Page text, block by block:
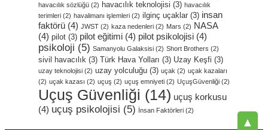
havacılık sözlüğü (2) havacılık teknolojisi (3) havacılık
terimleri (2) havalimanı işlemleri (2) ilginç uçaklar (3) insan
faktörü (4) JWST (2) kaza nedenleri (2) Mars (2) NASA
(4) pilot (3) pilot eğitimi (4) pilot psikolojisi (4)
psikoloji (5) Samanyolu Galaksisi (2) Short Brothers (2)
sivil havacılık (3) Türk Hava Yolları (3) Uzay Keşfi (3)
uzay teknolojisi (2) uzay yolculuğu (3) uçak (2) uçak kazaları
(2) uçak kazası (2) uçuş (2) uçuş emniyeti (2) UçuşGüvenliği (2)
Uçuş Güvenliği (14) uçuş korkusu
(4) uçuş psikolojisi (5) İnsan Faktörleri (2)
▲